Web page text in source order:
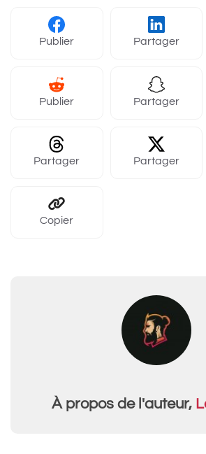
Publier Partager
Publier Partager
Partager Partager
Copier
À propos de l'auteur,